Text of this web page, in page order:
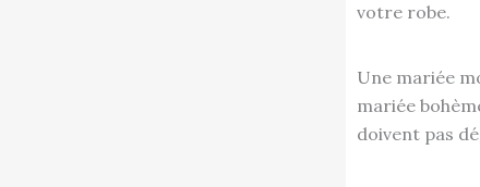
votre robe.
Une mariée
mariée
doivent pas